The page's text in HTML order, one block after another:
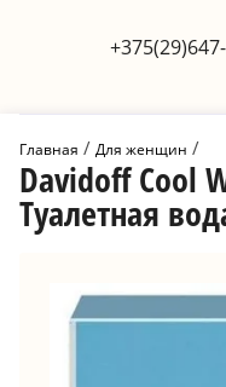
Главная / Для женщин /
Davidoff Cool
Туалетная